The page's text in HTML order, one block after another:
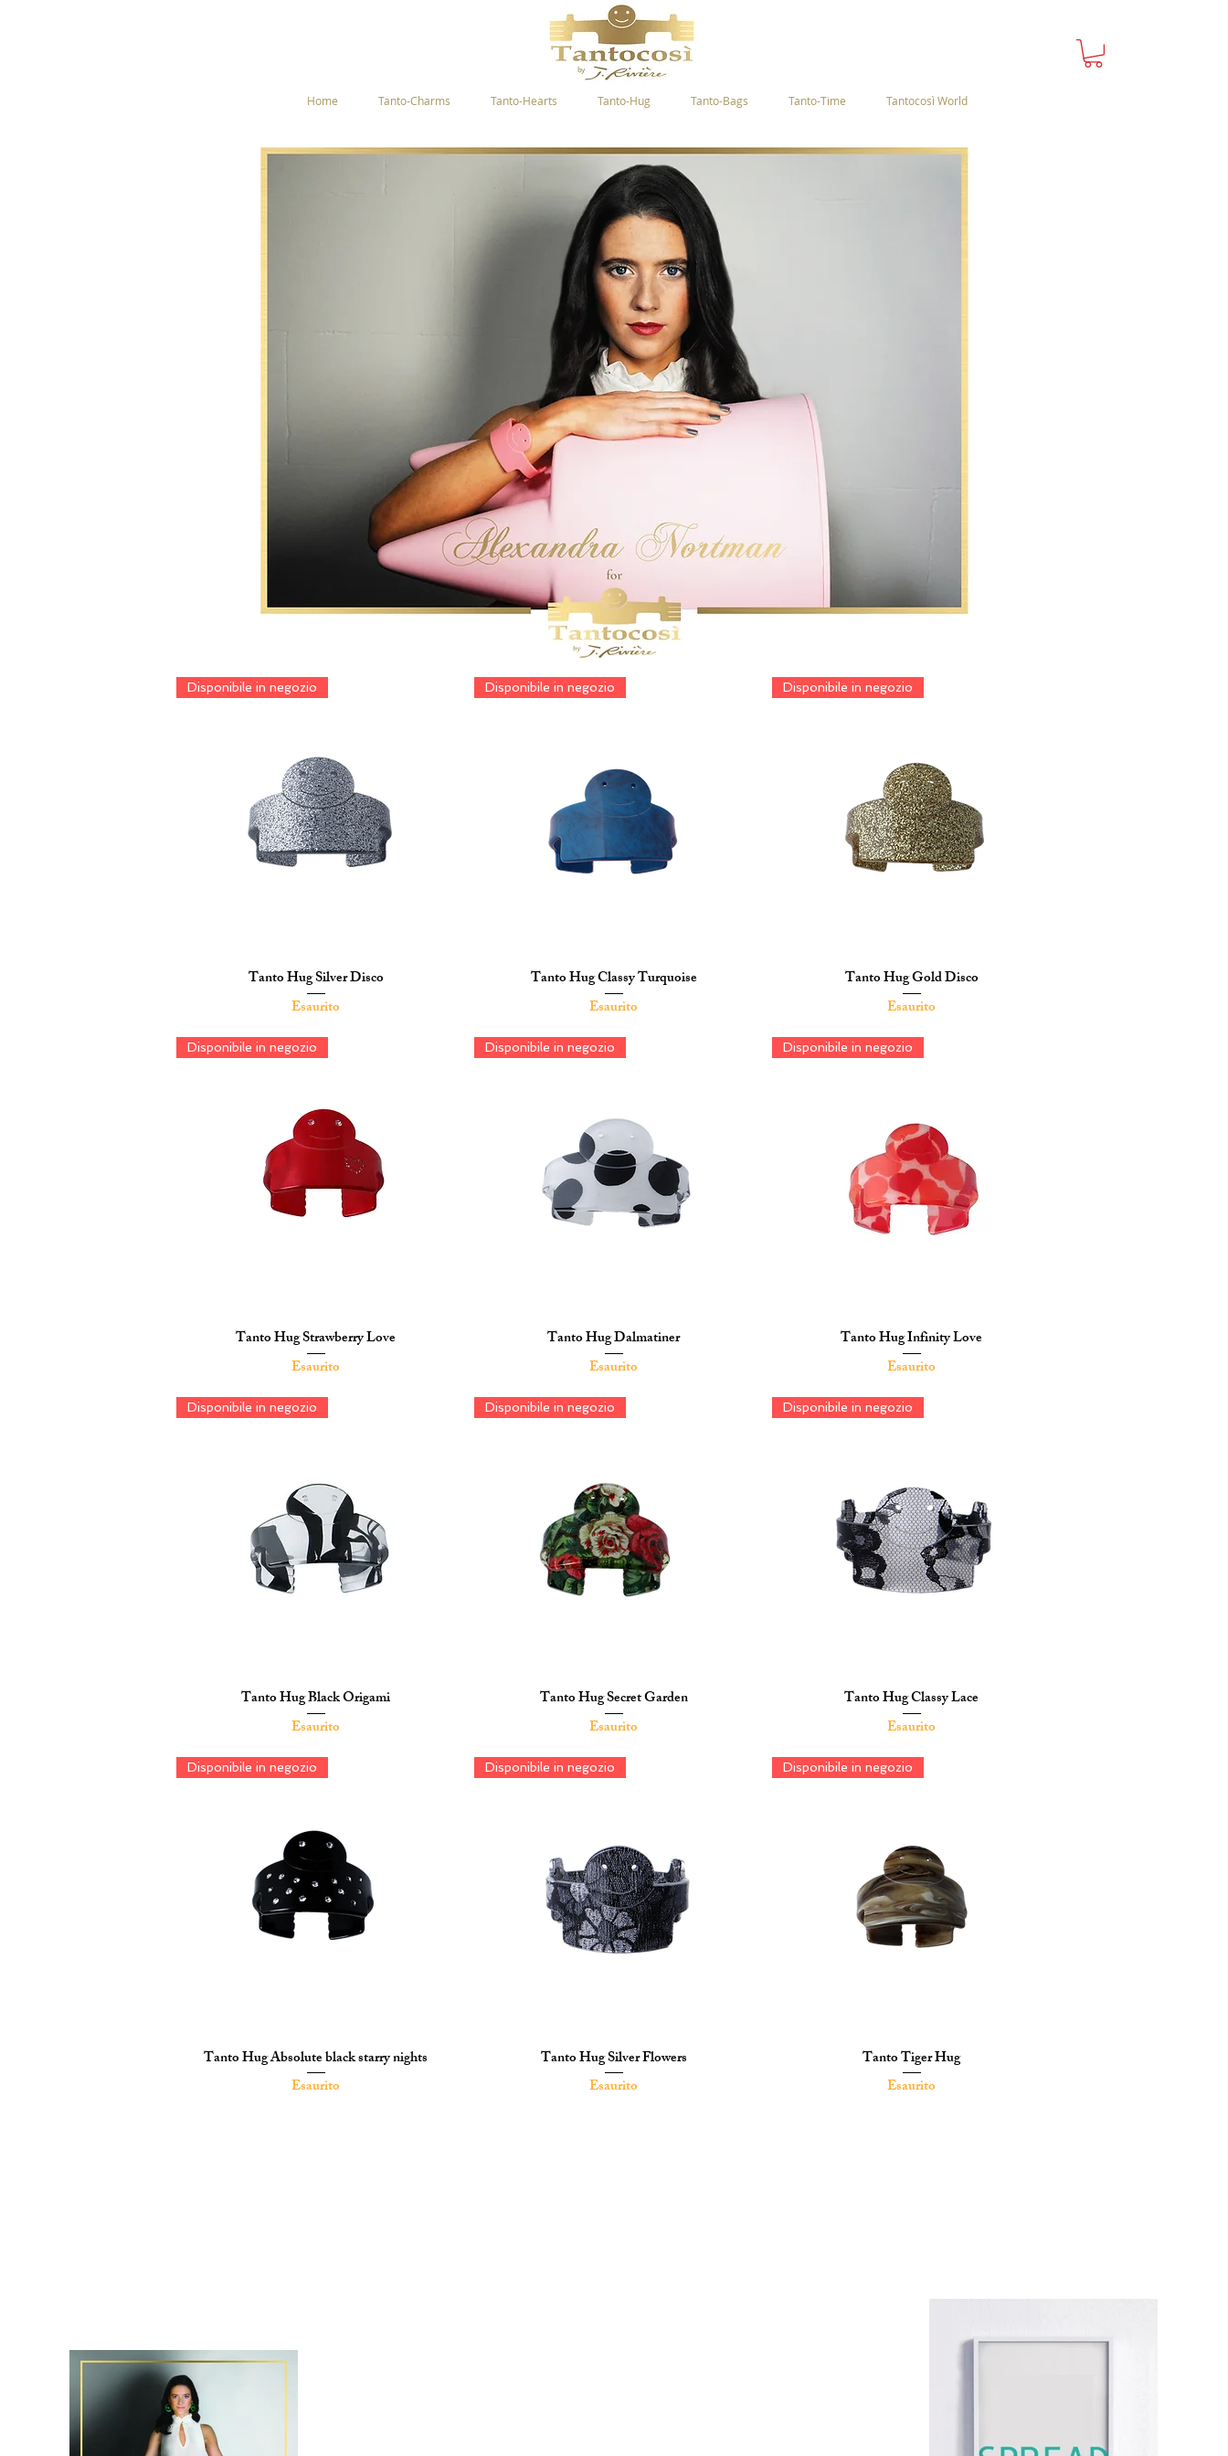
Home Tanto-Charms Tanto-Hearts Tanto-Hug Tanto-Bags Tanto-Time Tantocosì World
Vista rapida
Disponibile in negozio
Tanto Hug Silver Disco
Esaurito
Vista rapida
Disponibile in negozio
Tanto Hug Classy Turquoise
Esaurito
Vista rapida
Disponibile in negozio
Tanto Hug Gold Disco
Esaurito
Vista rapida
Disponibile in negozio
Tanto Hug Strawberry Love
Esaurito
Vista rapida
Disponibile in negozio
Tanto Hug Dalmatiner
Esaurito
Vista rapida
Disponibile in negozio
Tanto Hug Infinity Love
Esaurito
Vista rapida
Disponibile in negozio
Tanto Hug Black Origami
Esaurito
Vista rapida
Disponibile in negozio
Tanto Hug Secret Garden
Esaurito
Vista rapida
Disponibile in negozio
Tanto Hug Classy Lace
Esaurito
Vista rapida
Disponibile in negozio
Tanto Hug Absolute black starry nights
Esaurito
Vista rapida
Disponibile in negozio
Tanto Hug Silver Flowers
Esaurito
Vista rapida
Disponibile in negozio
Tanto Tiger Hug
Esaurito